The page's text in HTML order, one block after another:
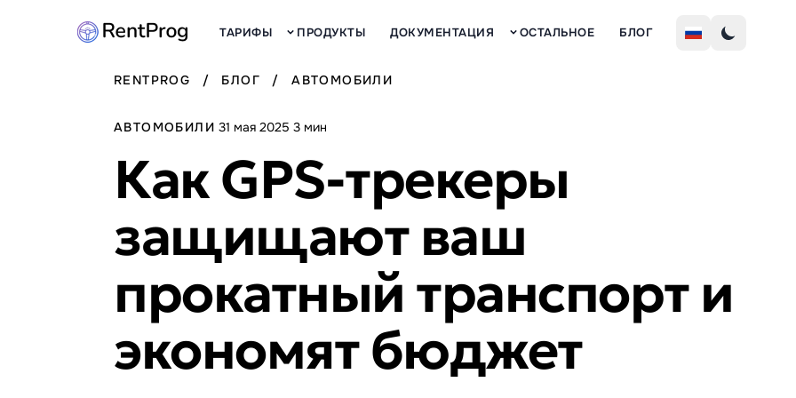
ТАРИФЫ ПРОДУКТЫ ДОКУМЕНТАЦИЯ ОСТАЛЬНОЕ БЛОГ
RENTPROG / БЛОГ / АВТОМОБИЛИ
АВТОМОБИЛИ 31 мая 2025 3 мин
Как GPS-трекеры
защищают ваш
прокатный транспорт и
экономят бюджет